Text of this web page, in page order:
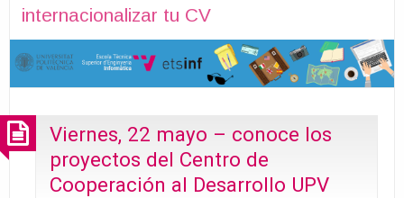
internacionalizar tu CV
Viernes, 22 mayo – conoce los
proyectos del Centro de
Cooperación al Desarrollo UPV